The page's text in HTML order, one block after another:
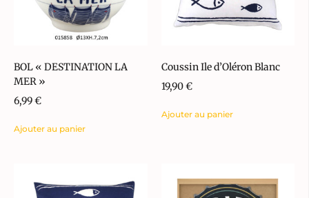
BOL « DESTINATION LA
MER »
6,99€
Ajouter au panier
Coussin Ile d’Oléron Blanc
19,90€
Ajouter au panier